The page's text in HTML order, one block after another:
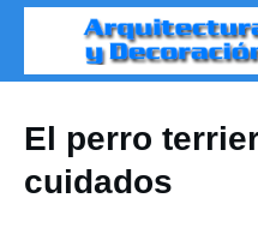
El perro
cuidados